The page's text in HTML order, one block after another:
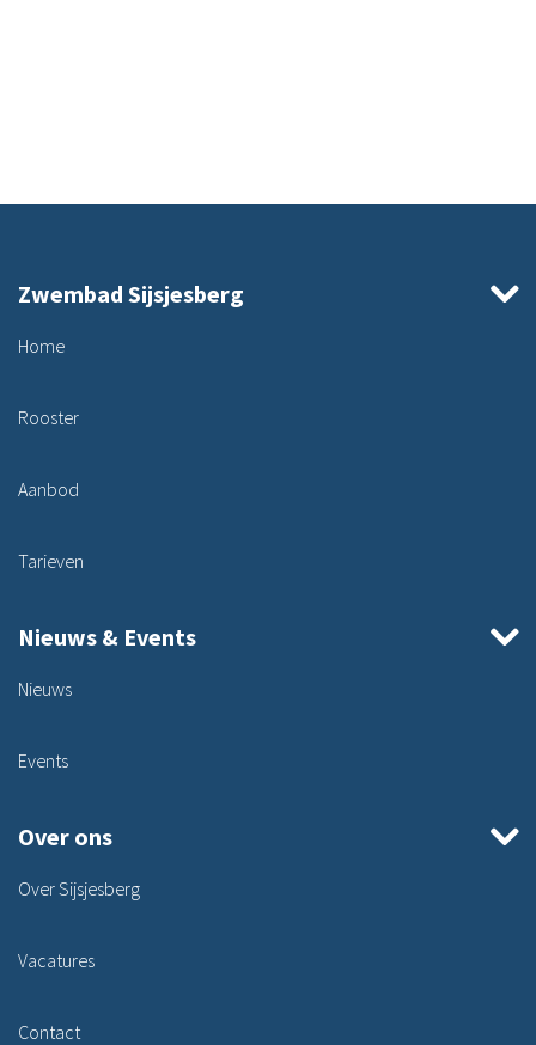
Zwembad Sijsjesberg
Home
Rooster
Aanbod
Tarieven
Nieuws & Events
Nieuws
Events
Over ons
Over Sijsjesberg
Vacatures
Contact